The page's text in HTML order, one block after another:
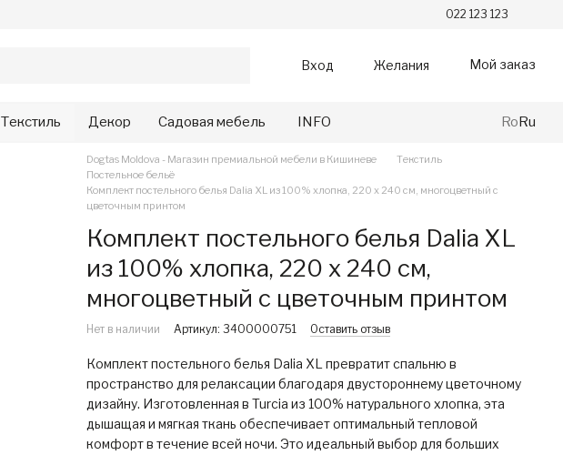
022 123 123
Вход Желания Мой заказ
Текстиль Декор Садовая мебель INFO RoRu
Dogtas Moldova - Магазин премиальной мебели в Кишиневе
Текстиль
Постельное бельё
Комплект постельного белья Dalia XL из 100% хлопка, 220 x 240 см, многоцветный с
цветочным принтом
Комплект постельного белья Dalia XL
из 100% хлопка, 220 x 240 см,
многоцветный с цветочным принтом
Нет в наличии Артикул: 3400000751 Оставить отзыв
Комплект постельного белья Dalia XL превратит спальню в
пространство для релаксации благодаря двустороннему цветочному
дизайну. Изготовленная в Turcia из 100% натурального хлопка, эта
дышащая и мягкая ткань обеспечивает оптимальный тепловой
комфорт в течение всей ночи. Это идеальный выбор для больших